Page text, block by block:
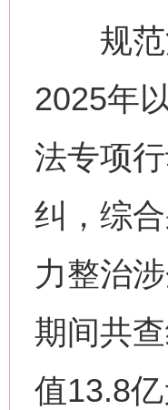
规范涉
2025年
法专项
纠，综
力整治
期间共
值13.8